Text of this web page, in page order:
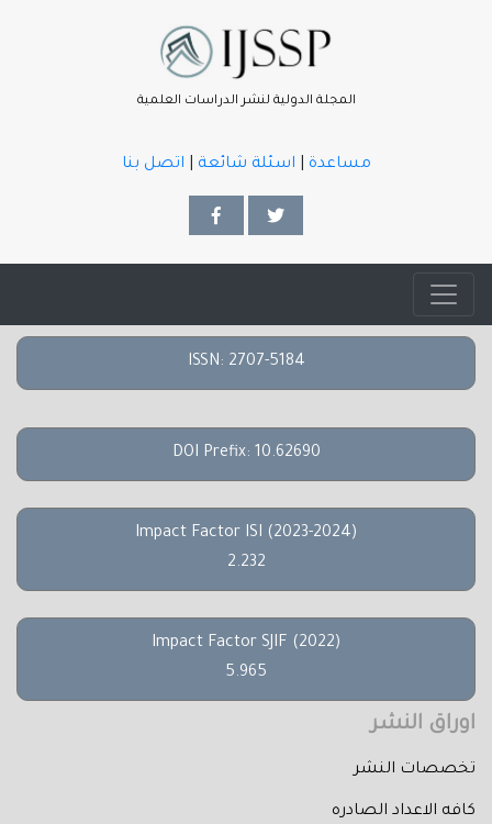
المجلة الدولية لنشر الدراسات العلمية
مساعدة|اسئلة شائعة|اتصل بنا
ISSN: 2707-5184
DOI Prefix: 10.62690
Impact Factor ISI (2023-2024)
2.232
Impact Factor SJIF (2022)
5.965
اوراق النشر
تخصصات النشر
كافه الاعداد الصادره